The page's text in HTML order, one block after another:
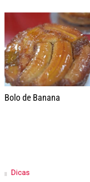
Bolo de Banana
Dicas